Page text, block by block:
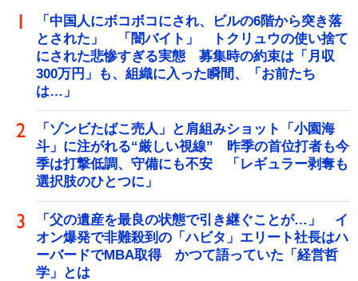
「中国人にボコボコにされ、ビルの6階から突き落
とされた」 「闇バイト」 トクリュウの使い捨て
にされた悲惨すぎる実態 募集時の約束は「月収
300万円」も、組織に入った瞬間、「お前たち
は…」
「ゾンビたばこ売人」と肩組みショット「小園海
斗」に注がれる“厳しい視線” 昨季の首位打者も今
季は打撃低調、守備にも不安 「レギュラー剥奪も
選択肢のひとつに」
「父の遺産を最良の状態で引き継ぐことが…」 イ
オン爆発で非難殺到の「ハビタ」エリート社長はハ
ーバードでMBA取得 かつて語っていた「経営哲
学」とは